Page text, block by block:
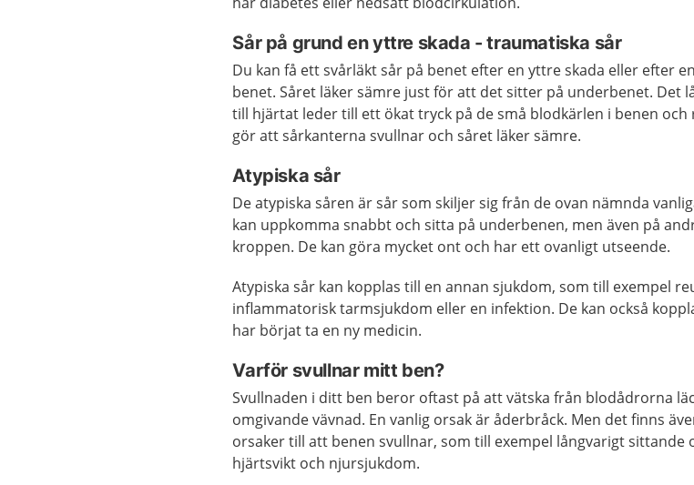
Sår på grund en yttre skada - traumatiska sår
Du kan få ett svårläkt sår på benet efter en yttre skada eller efter
benet. Såret läker sämre just för att det sitter på underbenet. Det
till hjärtat leder till ett ökat tryck på de små blodkärlen i benen och
gör att sårkanterna svullnar och såret läker sämre.
Atypiska sår
De atypiska såren är sår som skiljer sig från de ovan nämnda
kan uppkomma snabbt och sitta på underbenen, men även på
kroppen. De kan göra mycket ont och har ett ovanligt utseende.
Atypiska sår kan kopplas till en annan sjukdom, som till exempel
inflammatorisk tarmsjukdom eller en infektion. De kan också
har börjat ta en ny medicin.
Varför svullnar mitt ben?
Svullnaden i ditt ben beror oftast på att vätska från blodådrorna
omgivande vävnad. En vanlig orsak är åderbråck. Men det finns
orsaker till att benen svullnar, som till exempel långvarigt sittande
hjärtsvikt och njursjukdom.